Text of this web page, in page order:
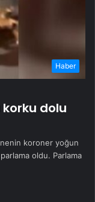
Haber
dolu
koroner yoğun
oldu. Parlama